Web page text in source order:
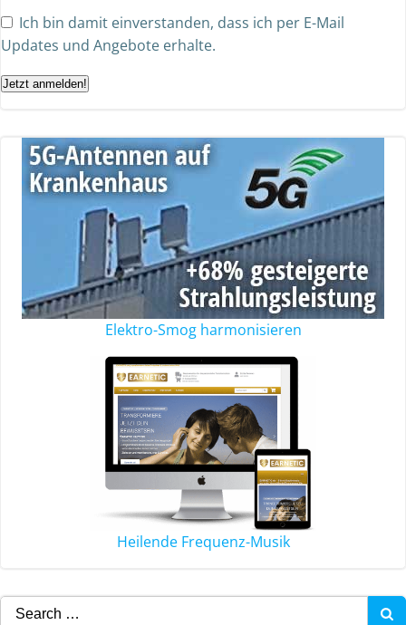
Ich bin damit einverstanden, dass ich per E-Mail
Updates und Angebote erhalte.
Jetzt anmelden!
Elektro-Smog harmonisieren
Heilende Frequenz-Musik